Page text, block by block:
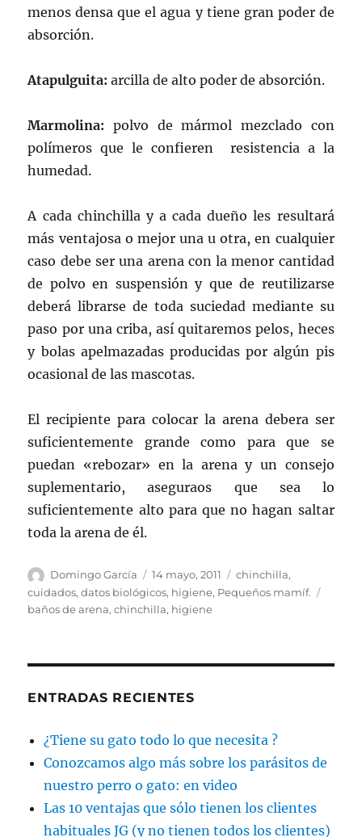
menos densa que el agua y tiene gran poder de
absorción.
Atapulguita: arcilla de alto poder de absorción.
Marmolina: polvo de mármol mezclado con
polímeros que le confieren resistencia a la
humedad.
A cada chinchilla y a cada dueño les resultará
más ventajosa o mejor una u otra, en cualquier
caso debe ser una arena con la menor cantidad
de polvo en suspensión y que de reutilizarse
deberá librarse de toda suciedad mediante su
paso por una criba, así quitaremos pelos, heces
y bolas apelmazadas producidas por algún pis
ocasional de las mascotas.
El recipiente para colocar la arena debera ser
suficientemente grande como para que se
puedan «rebozar» en la arena y un consejo
suplementario, aseguraos que sea lo
suficientemente alto para que no hagan saltar
toda la arena de él.
Autor
Domingo García
Publicado
el
14 mayo, 2011 Categorías
chinchilla,
cuidados,datos biológicos, higiene, Pequeños mamíf.
baños de arena,chinchilla, higiene
ENTRADAS RECIENTES
¿Tiene su gato todo lo que necesita ?
Conozcamos algo más sobre los parásitos de
nuestro perro o gato: en video
Las 10 ventajas que sólo tienen los clientes
habituales JG (y no tienen todos los clientes)